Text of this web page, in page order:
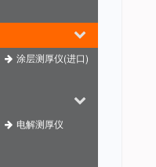
涂层测厚仪(进口)
电解测厚仪